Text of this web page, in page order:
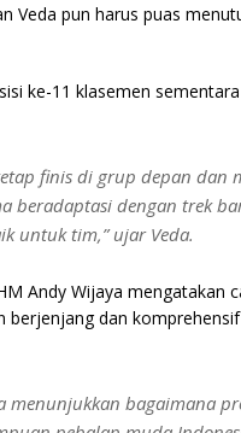
Veda pun harus puas
ke-11 klasemen
finis di grup depan dan
beradaptasi dengan trek
untuk tim,” ujar Veda.
Andy Wijaya mengatakan
dan
menunjukkan bagaimana